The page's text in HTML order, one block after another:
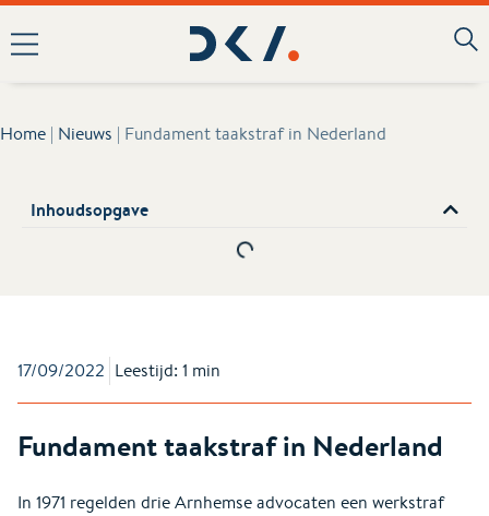
Home | Nieuws | Fundament taakstraf in Nederland
Inhoudsopgave
17/09/2022 Leestijd: 1 min
Fundament taakstraf in Nederland
In 1971 regelden drie Arnhemse advocaten een werkstraf